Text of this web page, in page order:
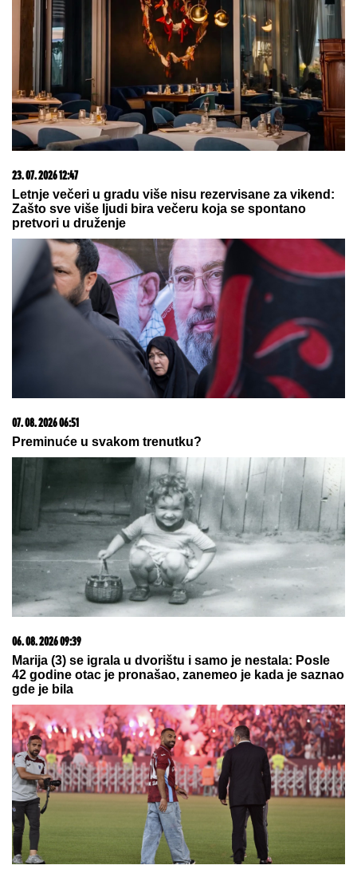
KULIĆI ZAJEDNO NA LETOVANJU:
Miljana samo
naručuje na plaži, Siniša PRIDRŽAVA UNUKA Željka
u vodi, a svima pažnju privukla lepa SESTRA Tijana
(VIDEO)
Cena nafte porasla iznad 78 dolara:
Tenzije u Ormuskom moreuzu
Otkriveno zašto na spisku
Alimpijevića nema Bogdana
Bogadnovića i Vasilija Micića
by Aklamator
Hibrid broj 1 koji osvaja Evropu, sada po specijalnoj
akcijskoj ceni od 19.990€ do 31.8.
23. 07. 2026 12:47
Letnje večeri u gradu više nisu rezervisane za vikend:
Zašto sve više ljudi bira večeru koja se spontano
pretvori u druženje